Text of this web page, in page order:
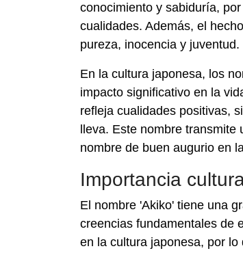
conocimiento y sabiduría,
cualidades. Además, el
pureza, inocencia y juventud.
En la cultura japonesa, los
impacto significativo en la
refleja cualidades positivas,
lleva. Este nombre
nombre de buen augurio en
Importancia
El nombre 'Akiko' tiene una
creencias fundamentales de
en la cultura japonesa, por